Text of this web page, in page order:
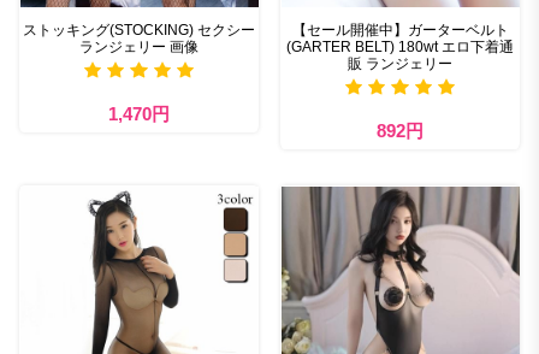
ストッキング(STOCKING) セクシー
ランジェリー 画像
1,470円
【セール開催中】ガーターベルト
(GARTER BELT) 180wt エロ下着通
販 ランジェリー
892円